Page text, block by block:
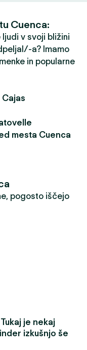
Cuenca:
v svoji bližini
a? Imamo
in popularne
Cajas
mesta Cuenca
pogosto iščejo
je nekaj
izkušnjo še